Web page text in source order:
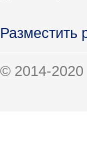
Разместить
© 2014-